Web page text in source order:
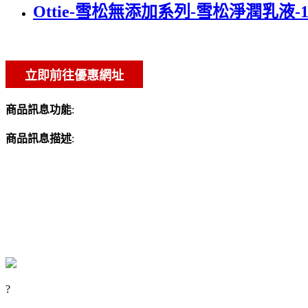
Ottie-雪松無添加系列-雪松淨潤乳液-
商品訊息功能:
商品訊息描述:
?